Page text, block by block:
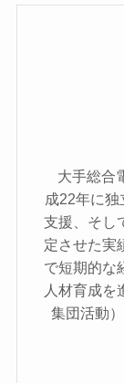
大手総合
成22年に
支援、そし
定させた実
で短期的な
人材育成を
集団活動